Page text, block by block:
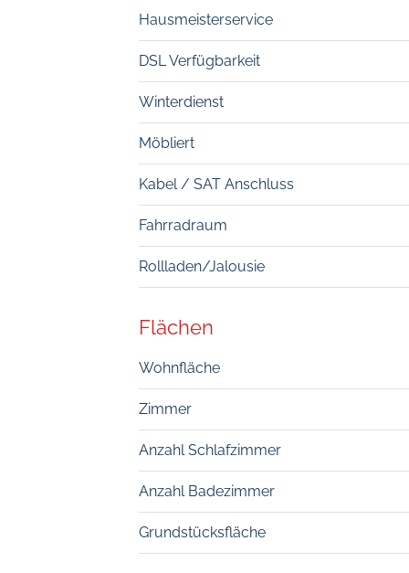
Hausmeisterservice
DSL Verfügbarkeit
Winterdienst
Möbliert
Kabel / SAT Anschluss
Fahrradraum
Rollladen/Jalousie
Flächen
Wohnfläche
Zimmer
Anzahl Schlafzimmer
Anzahl Badezimmer
Grundstücksfläche